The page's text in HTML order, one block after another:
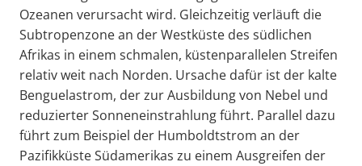
Ozeanen verursacht wird. Gleichzeitig verläuft die
Subtropenzone an der Westküste des südlichen
Afrikas in einem schmalen, küstenparallelen Streifen
relativ weit nach Norden. Ursache dafür ist der kalte
Benguelastrom, der zur Ausbildung von Nebel und
reduzierter Sonneneinstrahlung führt. Parallel dazu
führt zum Beispiel der Humboldtstrom an der
Pazifikküste Südamerikas zu einem Ausgreifen der